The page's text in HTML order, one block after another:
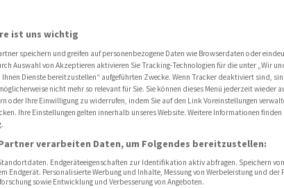
- Neugewichtung
ist uns wichtig
speichern und greifen auf personenbezogene Daten wie Browserdaten oder
Auswahl von Akzeptieren aktivieren Sie Tracking-Technologien für die unter „Wir
Dienste bereitzustellen“ aufgeführten Zwecke. Wenn Tracker deaktiviert sind,
nicht mehr so relevant für Sie. Sie können dieses Menü jederzeit wieder
oder Ihre Einwilligung zu widerrufen, indem Sie auf den Link Voreinstellungen
Ihre Einstellungen gelten innerhalb unseres Website. Weitere Informationen finden
verarbeiten Daten, um Folgendes bereitzustellen:
Endgeräteeigenschaften zur Identifikation aktiv abfragen. Speichern
Endgerät. Personalisierte Werbung und Inhalte, Messung von Werbeleistung und der
sowie Entwicklung und Verbesserung von Angeboten.